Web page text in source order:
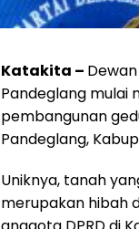
Katakita –
Pandeglang
pembangunan
Pandeglang,
Uniknya, tanah
merupakan hibah